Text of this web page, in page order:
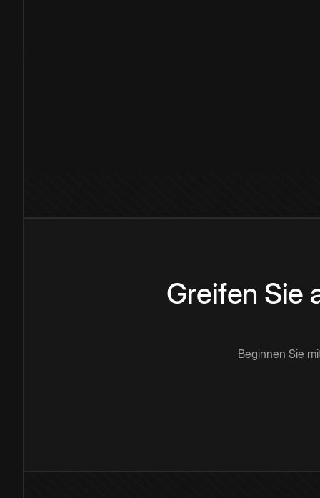
Greifen Sie
Beginnen Sie